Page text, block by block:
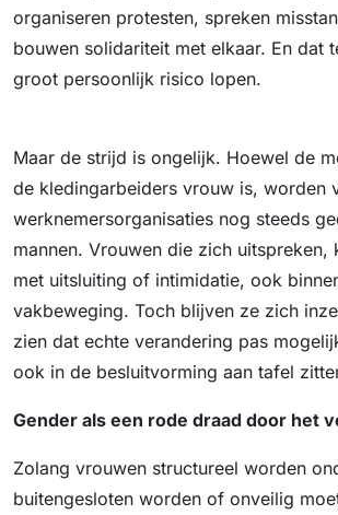
organiseren protesten, spreken
bouwen solidariteit met elkaar. En dat
groot persoonlijk risico lopen.
Maar de strijd is ongelijk. Hoewel de
de kledingarbeiders vrouw is, worden
werknemersorganisaties nog steeds
mannen. Vrouwen die zich uitspreken,
met uitsluiting of intimidatie, ook
vakbeweging. Toch blijven ze zich
zien dat echte verandering pas
ook in de besluitvorming aan tafel
Gender als een rode draad door het
Zolang vrouwen structureel worden
buitengesloten worden of onveilig